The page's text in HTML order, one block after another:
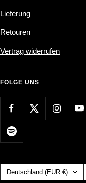
Lieferung
Retouren
Vertrag widerrufen
FOLGE UNS
Land/Region Deutschland (EUR €)